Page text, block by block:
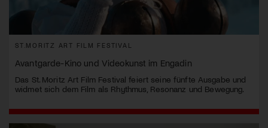
ST.MORITZ ART FILM FESTIVAL
Avantgarde-Kino und Videokunst im Engadin
Das St. Moritz Art Film Festival feiert seine fünfte Ausgabe und
widmet sich dem Film als Rhythmus, Resonanz und Bewegung.